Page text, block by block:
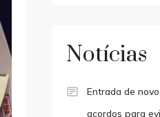
Notícias
Entrada de
acordos para